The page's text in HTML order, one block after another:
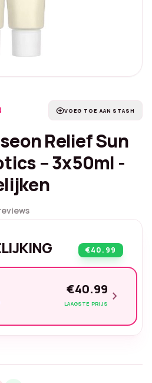
add_circleVOEG TOE AAN STASH
Relief Sun
– 3x50ml -
€40.99
€40.99
LAAGSTE PRIJS chevron_right